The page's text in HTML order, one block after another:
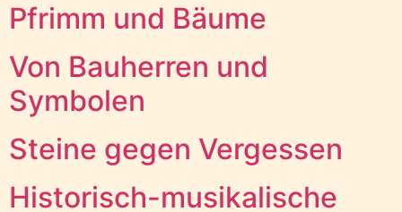
Pfrimm und Bäume
Von Bauherren und
Symbolen
Steine gegen Vergessen
Historisch-musikalische